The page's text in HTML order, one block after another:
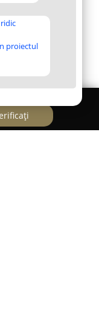
proiectul